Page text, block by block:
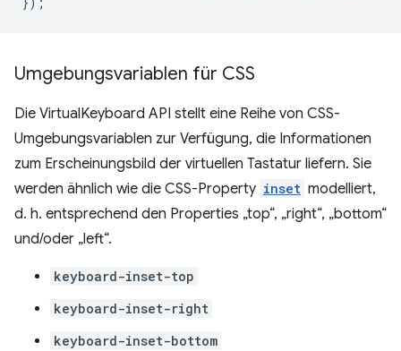
Umgebungsvariablen für CSS
Die VirtualKeyboard API stellt eine Reihe von CSS-
Umgebungsvariablen zur Verfügung, die Informationen
zum Erscheinungsbild der virtuellen Tastatur liefern. Sie
werden ähnlich wie die CSS-Property inset modelliert,
d. h. entsprechend den Properties „top“, „right“, „bottom“
und/oder „left“.
keyboard-inset-top
keyboard-inset-right
keyboard-inset-bottom